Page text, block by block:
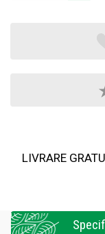
LIVRARE